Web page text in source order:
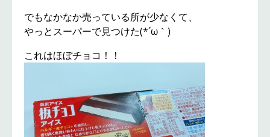
でもなかなか売っている所が少なくて、
やっとスーパーで見つけた(*´ω｀)
これはほぼチョコ！！